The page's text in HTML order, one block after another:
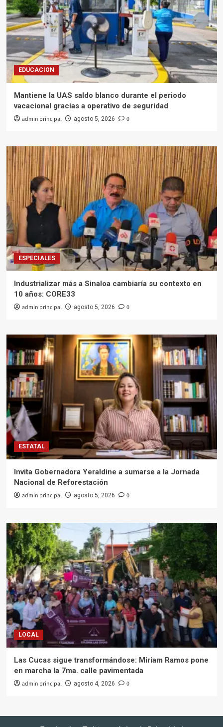
EDUCACION
Mantiene la UAS saldo blanco durante el periodo
vacacional gracias a operativo de seguridad
admin principal agosto 5, 2026 0
ESPECIALES
Industrializar más a Sinaloa cambiaría su contexto en
10 años: CORE33
admin principal agosto 5, 2026 0
ESTATAL
Invita Gobernadora Yeraldine a sumarse a la Jornada
Nacional de Reforestación
admin principal agosto 5, 2026 0
LOCAL
Las Cucas sigue transformándose: Miriam Ramos pone
en marcha la 7ma. calle pavimentada
admin principal agosto 4, 2026 0